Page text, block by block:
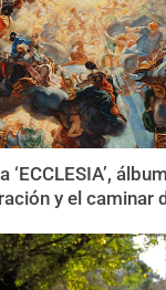
‘ECCLESIA’,
y el caminar